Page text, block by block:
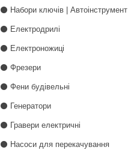
⚫ Набори ключів | Автоінструмент
⚫ Електродрилі
⚫ Електроножиці
⚫ Фрезери
⚫ Фени будівельні
⚫ Генератори
⚫ Гравери електричні
⚫ Насоси для перекачування